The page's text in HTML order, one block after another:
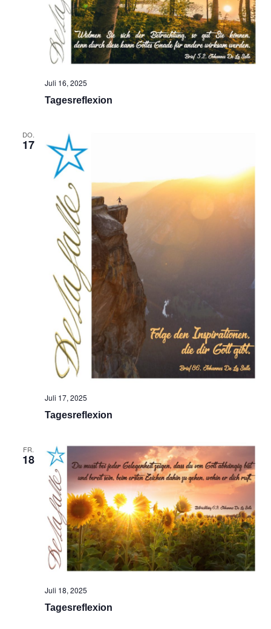
Tagesreflexion
Juli 16, 2025
DO.
17
Tagesreflexion
Juli 17, 2025
FR.
18
Tagesreflexion
Juli 18, 2025